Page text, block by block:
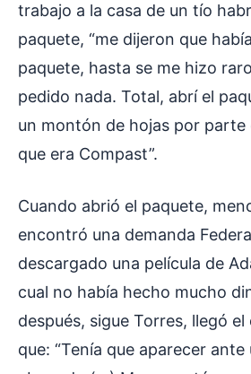
trabajo a la casa de un tío
paquete, “me dijeron que
paquete, hasta se me hizo
pedido nada. Total, abrí el
un montón de hojas por parte
que era Compast”.
Cuando abrió el paquete,
encontró una demanda
descargado una película de
cual no había hecho mucho
después, sigue Torres, llegó
que: “Tenía que aparecer ante